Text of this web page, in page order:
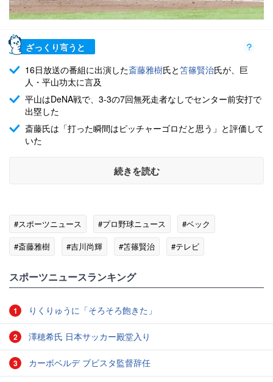
ざっくり言うと
16日放送の番組に出演した斎藤雅樹氏と笘篠賢治氏が、巨
人・平山功太に言及
平山はDeNA戦で、3-3の7回無死走者なしでセンター前安打で
出塁した
斎藤氏は「打った瞬間はピッチャーゴロだと思う」と評価して
いた
続きを読む
#スポーツニュース #プロ野球ニュース
#ベック
#斎藤雅樹
#吉川尚輝 #笘篠賢治
#テレビ
スポーツニュースランキング
1 りくりゅうに「そろそろ飽きた」
2 澤穂希氏 日本サッカー殿堂入り
3 カーボベルデ ブビスタ監督辞任